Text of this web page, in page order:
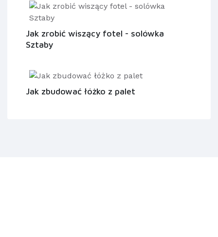
Jak zrobić wiszący fotel - solówka
Sztaby
Jak zbudować łóżko z palet